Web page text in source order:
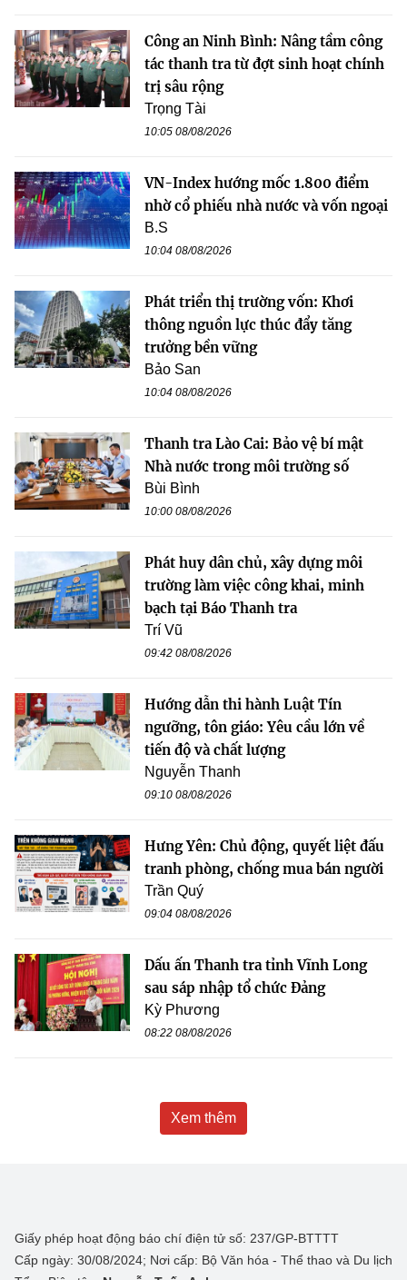
Công an Ninh Bình: Nâng tầm công
tác thanh tra từ đợt sinh hoạt chính
trị sâu rộng
Trọng Tài
10:05 08/08/2026
VN-Index hướng mốc 1.800 điểm
nhờ cổ phiếu nhà nước và vốn ngoại
B.S
10:04 08/08/2026
Phát triển thị trường vốn: Khơi
thông nguồn lực thúc đẩy tăng
trưởng bền vững
Bảo San
10:04 08/08/2026
Thanh tra Lào Cai: Bảo vệ bí mật
Nhà nước trong môi trường số
Bùi Bình
10:00 08/08/2026
Phát huy dân chủ, xây dựng môi
trường làm việc công khai, minh
bạch tại Báo Thanh tra
Trí Vũ
09:42 08/08/2026
Hướng dẫn thi hành Luật Tín
ngưỡng, tôn giáo: Yêu cầu lớn về
tiến độ và chất lượng
Nguyễn Thanh
09:10 08/08/2026
Hưng Yên: Chủ động, quyết liệt đấu
tranh phòng, chống mua bán người
Trần Quý
09:04 08/08/2026
Dấu ấn Thanh tra tỉnh Vĩnh Long
sau sáp nhập tổ chức Đảng
Kỳ Phương
08:22 08/08/2026
Xem thêm
Giấy phép hoạt động báo chí điện tử số: 237/GP-BTTTT
Cấp ngày: 30/08/2024; Nơi cấp: Bộ Văn hóa - Thể thao và Du lịch